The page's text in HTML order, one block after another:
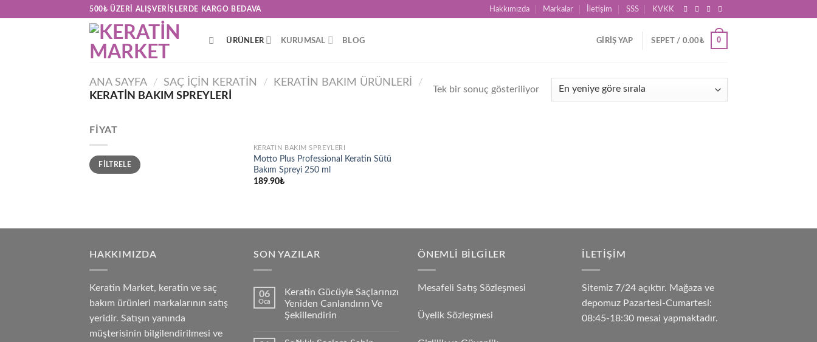
500₺ ÜZERI ALIŞVERIŞLERDE KARGO BEDAVA Hakkımızda Markalar İletişim SSS KVKK
ÜRÜNLER KURUMSAL BLOG GIRIŞ YAP SEPET / 0.00₺ 0
ANA SAYFA / SAÇ İÇIN KERATIN / KERATIN BAKIM ÜRÜNLERI
/
KERATIN BAKIM SPREYLERI
Tek bir sonuç gösteriliyor
FIYAT
En
düşük
fiyat
En
yüksek
fiyat
FILTRELE
Add to
STOKTA YOK
KERATIN BAKIM SPREYLERI
Motto Plus Professional Keratin Sütü
Bakım Spreyi 250 ml
189.90₺
HAKKIMIZDA
Keratin Market, keratin ve saç
bakım ürünleri markalarının satış
yeridir. Satışın yanında
müşterisinin bilgilendirilmesi ve
SON YAZILAR
06
Oca
Keratin Gücüyle Saçlarınızı
Yeniden Canlandırın Ve
Şekillendirin
ÖNEMLI BILGILER
Mesafeli Satış Sözleşmesi
Üyelik Sözleşmesi
İLETIŞIM
Sitemiz 7/24 açıktır. Mağaza ve
depomuz Pazartesi-Cumartesi:
08:45-18:30 mesai yapmaktadır.